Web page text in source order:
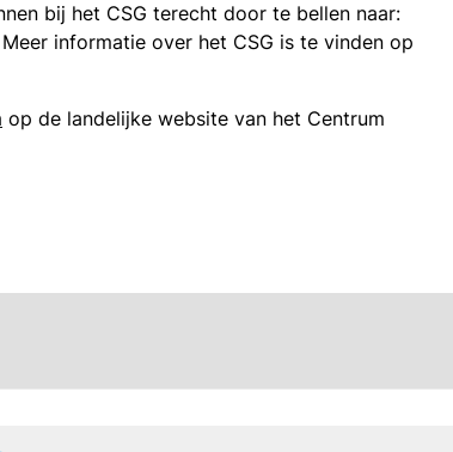
bij het CSG terecht door te bellen naar:
informatie over het CSG is te vinden op
op de landelijke website van het Centrum